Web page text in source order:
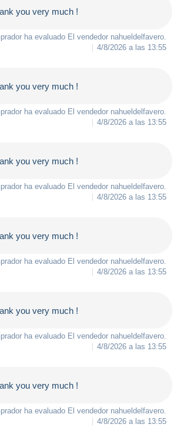
you very much !
ha evaluado El vendedor nahueldelfavero.
4/8/2026 a las 13:55
you very much !
ha evaluado El vendedor nahueldelfavero.
4/8/2026 a las 13:55
you very much !
ha evaluado El vendedor nahueldelfavero.
4/8/2026 a las 13:55
you very much !
ha evaluado El vendedor nahueldelfavero.
4/8/2026 a las 13:55
you very much !
ha evaluado El vendedor nahueldelfavero.
4/8/2026 a las 13:55
you very much !
ha evaluado El vendedor nahueldelfavero.
4/8/2026 a las 13:55